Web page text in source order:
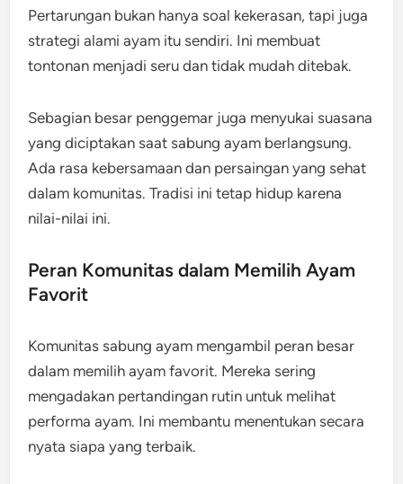
Pertarungan bukan hanya soal kekerasan, tapi juga
strategi alami ayam itu sendiri. Ini membuat
tontonan menjadi seru dan tidak mudah ditebak.
Sebagian besar penggemar juga menyukai suasana
yang diciptakan saat sabung ayam berlangsung.
Ada rasa kebersamaan dan persaingan yang sehat
dalam komunitas. Tradisi ini tetap hidup karena
nilai-nilai ini.
Peran Komunitas dalam Memilih Ayam
Favorit
Komunitas sabung ayam mengambil peran besar
dalam memilih ayam favorit. Mereka sering
mengadakan pertandingan rutin untuk melihat
performa ayam. Ini membantu menentukan secara
nyata siapa yang terbaik.